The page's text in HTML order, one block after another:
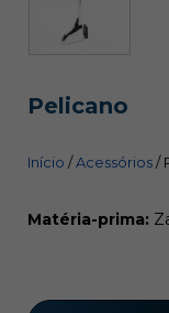
Pelicano
Início /Acessórios/
Matéria-prima: